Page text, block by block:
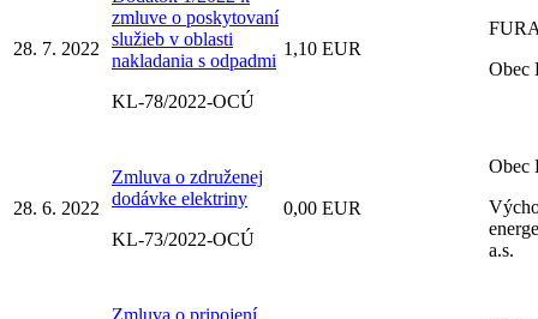
28. 7. 2022
zmluve o poskytovaní
služieb v oblasti
nakladania s odpadmi
KL-78/2022-OCÚ
1,10 EUR
Obec
28. 6. 2022
Zmluva o združenej
dodávke elektriny
KL-73/2022-OCÚ
0,00 EUR
Obec
a.s.
Zmluva o pripojení